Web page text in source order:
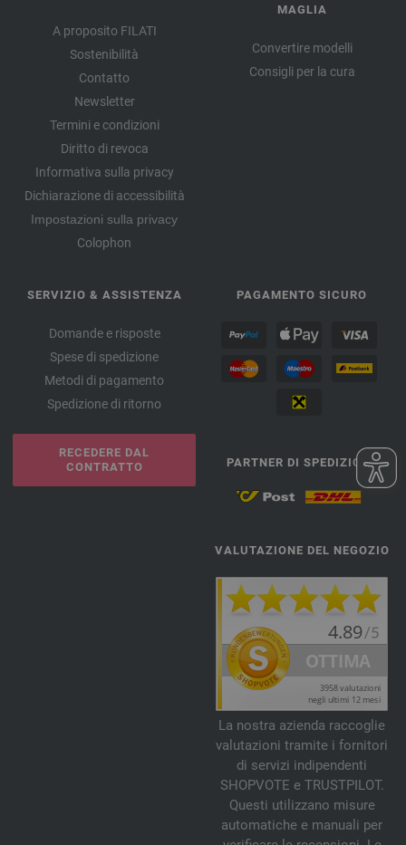
A proposito FILATI
Sostenibilità
Contatto
Newsletter
Termini e condizioni
Diritto di revoca
Informativa sulla privacy
Dichiarazione di accessibilità
Impostazioni sulla privacy
Colophon
MAGLIA
Convertire modelli
Consigli per la cura
SERVIZIO & ASSISTENZA
Domande e risposte
Spese di spedizione
Metodi di pagamento
Spedizione di ritorno
RECEDERE DAL
CONTRATTO
PAGAMENTO SICURO
PARTNER DI SPEDIZIONE
VALUTAZIONE DEL NEGOZIO
La nostra azienda raccoglie
valutazioni tramite i fornitori
di servizi indipendenti
SHOPVOTE e TRUSTPILOT.
Questi utilizzano misure
automatiche e manuali per